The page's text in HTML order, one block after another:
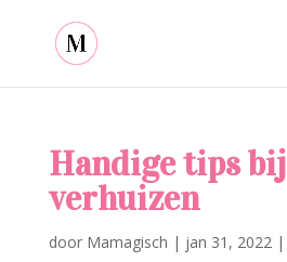
Handige tips bij
verhuizen
door Mamagisch | jan 31, 2022|